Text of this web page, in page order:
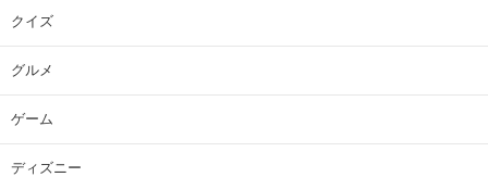
クイズ
グルメ
ゲーム
ディズニー